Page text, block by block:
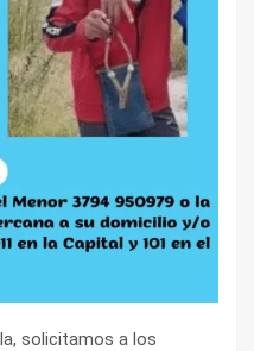
solicitamos a los